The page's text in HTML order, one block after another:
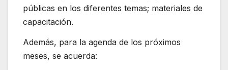
públicas en los diferentes temas; materiales de
capacitación.
Además, para la agenda de los próximos
meses, se acuerda: